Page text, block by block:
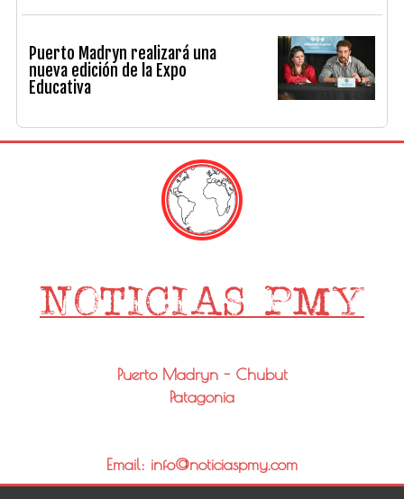
Puerto Madryn realizará una
nueva edición de la Expo
Educativa
Puerto Madryn - Chubut
Patagonia
Email: info@noticiaspmy.com